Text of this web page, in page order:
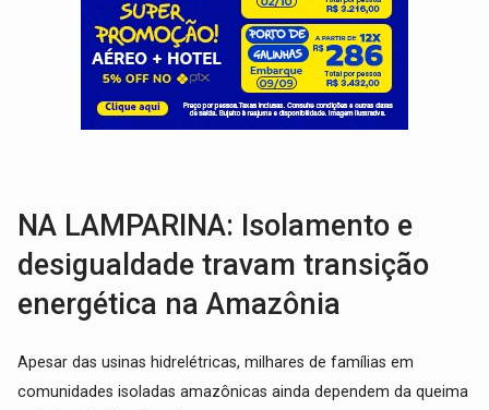
VÍDEO:Pitbulls fogem de residência e atacam casal de idosos
AÇÃO CONJUNTA:Forças policiais apreendem cerca de 1kg de
PF ESTÁ APURANDO:Flávio Bolsonaro escolhe Alfredo Gaspar como vice, alvo de
NA LAMPARINA: Isolamento e
desigualdade travam transição
energética na Amazônia
Apesar das usinas hidrelétricas, milhares de famílias em
comunidades isoladas amazônicas ainda dependem da queima